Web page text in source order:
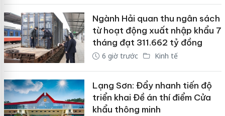
Ngành Hải quan thu ngân sách
từ hoạt động xuất nhập khẩu 7
tháng đạt 311.662 tỷ đồng
6 giờ trước Kinh tế
Lạng Sơn: Đẩy nhanh tiến độ
triển khai Đề án thí điểm Cửa
khẩu thông minh